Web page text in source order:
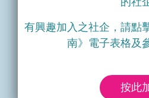
有興趣加入之社企，請點
南》電子表格及
按此